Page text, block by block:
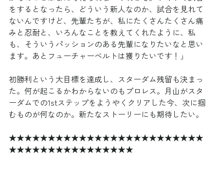
をするとなったら、どういう新人なのか、試合を見れて
ないんですけど、先輩たちが、私にたくさんたくさん痛
みと忍耐と、いろんなことを教えてくれたように、私
も、そういうパッションのある先輩になりたいなと思い
ます。あとフューチャーベルトは獲りたいです！」
初勝利という大目標を達成し、スターダム残留も決まっ
た。何が起こるかわからないのもプロレス。月山がスタ
ーダムでの1stステップをようやくクリアした今、次に掴
むものが何なのか。新たなストーリーにも期待したい。
★★★★★★★★★★★★★★★★★★★★★★★★★
★★★★★★★★★★★★★★★★